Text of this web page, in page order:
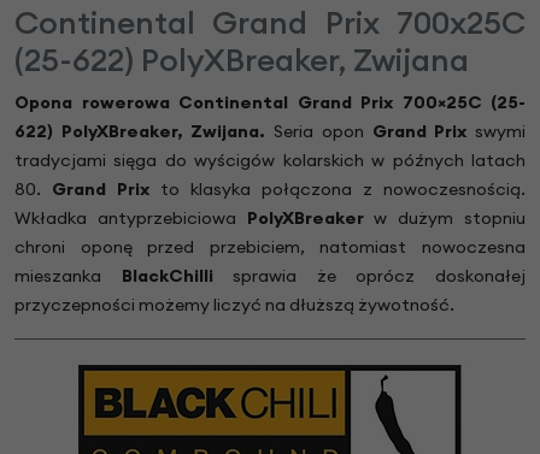
Continental Grand Prix 700x25C
(25-622) PolyXBreaker, Zwijana
Opona rowerowa Continental Grand Prix 700×25C (25-
622) PolyXBreaker, Zwijana. Seria opon Grand Prix swymi
tradycjami sięga do wyścigów kolarskich w późnych latach
80. Grand Prix to klasyka połączona z nowoczesnością.
Wkładka antyprzebiciowa PolyXBreakerw dużym stopniu
chroni oponę przed przebiciem, natomiast nowoczesna
mieszanka BlackChilli sprawia że oprócz doskonałej
przyczepności możemy liczyć na dłuższą żywotność.